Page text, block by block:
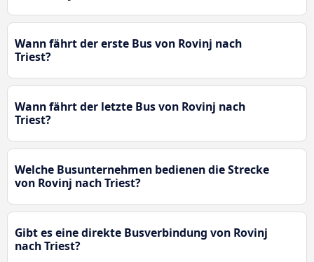
Wann fährt der erste Bus von Rovinj nach
Triest?
Wann fährt der letzte Bus von Rovinj nach
Triest?
Welche Busunternehmen bedienen die Strecke
von Rovinj nach Triest?
Gibt es eine direkte Busverbindung von Rovinj
nach Triest?